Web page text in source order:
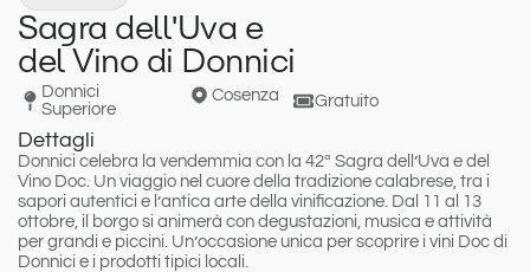
Sagra dell'Uva e
del Vino di Donnici
Donnici
Superiore
Cosenza Gratuito
Dettagli
Donnici celebra la vendemmia con la 42ª Sagra dell’Uva e del
Vino Doc. Un viaggio nel cuore della tradizione calabrese, tra i
sapori autentici e l’antica arte della vinificazione. Dal 11 al 13
ottobre, il borgo si animerà con degustazioni, musica e attività
per grandi e piccini. Un’occasione unica per scoprire i vini Doc di
Donnici e i prodotti tipici locali.